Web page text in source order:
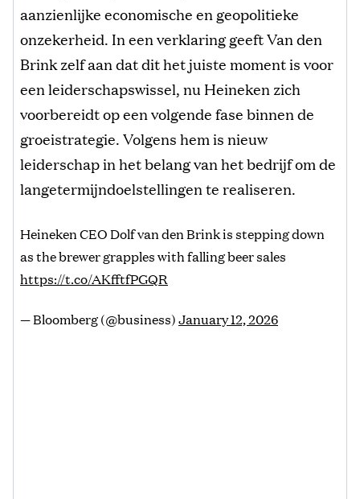
aanzienlijke economische en geopolitieke
onzekerheid. In een verklaring geeft Van den
Brink zelf aan dat dit het juiste moment is voor
een leiderschapswissel, nu Heineken zich
voorbereidt op een volgende fase binnen de
groeistrategie. Volgens hem is nieuw
leiderschap in het belang van het bedrijf om de
langetermijndoelstellingen te realiseren.
Heineken CEO Dolf van den Brink is stepping down
as the brewer grapples with falling beer sales
https://t.co/AKfftfPGQR
— Bloomberg (@business)January 12, 2026